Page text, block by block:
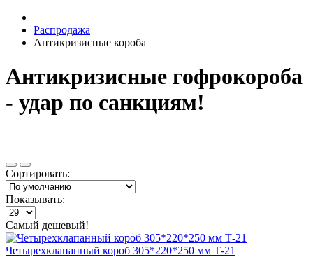
Распродажа
Антикризисные короба
Антикризисные гофрокороба
- удар по санкциям!
Сортировать:
Показывать:
Самый дешевый!
Четырехклапанный короб 305*220*250 мм Т-21